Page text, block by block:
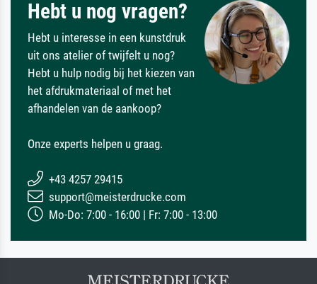
Hebt u nog vragen?
Hebt u interesse in een kunstdruk
uit ons atelier of twijfelt u nog?
Hebt u hulp nodig bij het kiezen van
het afdrukmateriaal of met het
afhandelen van de aankoop?
Onze experts helpen u graag.
+43 4257 29415
support@meisterdrucke.com
Mo-Do: 7:00 - 16:00 | Fr: 7:00 - 13:00